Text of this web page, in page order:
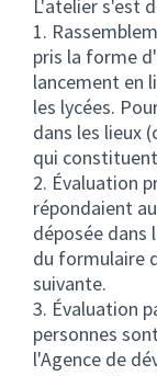
L'atelier s'est
1.
pris la forme
lancement en
les lycées.
dans les lieux
qui
2. Évaluation
répondaient
déposée
du formulaire
suivante.
3. Évaluation
personnes
l'Agence de